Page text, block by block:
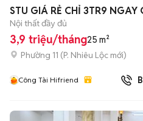
STU GIÁ RẺ CHỈ 3TR9 NGAY
Nội thất đầy đủ
3,9 triệu/tháng25 m²
Phường 11 (P. Nhiêu Lộc mới)
Công Tài Hifriend